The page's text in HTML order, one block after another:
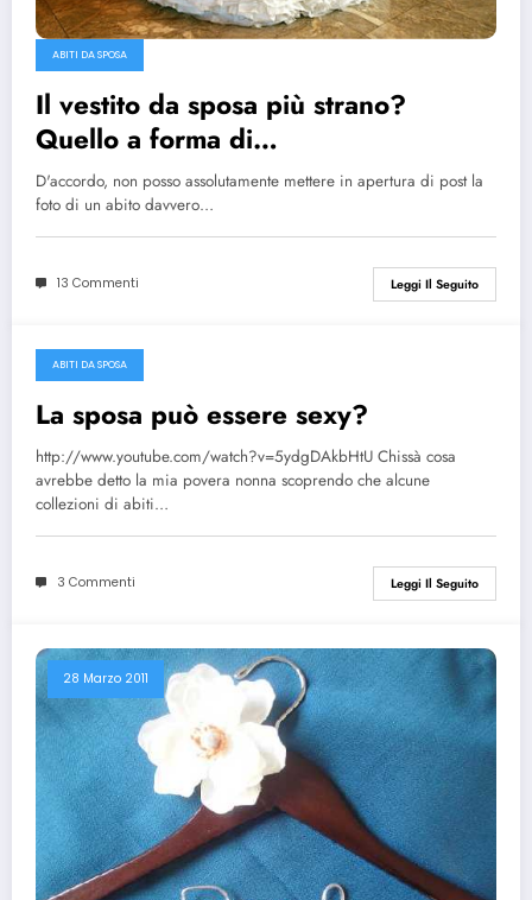
ABITI DA SPOSA
Il vestito da sposa più strano?
Quello a forma di…
D'accordo, non posso assolutamente mettere in apertura di post la
foto di un abito davvero…
13 Commenti Leggi Il Seguito
11 Giugno 2011
ABITI DA SPOSA
La sposa può essere sexy?
http://www.youtube.com/watch?v=5ydgDAkbHtU Chissà cosa
avrebbe detto la mia povera nonna scoprendo che alcune
collezioni di abiti…
3 Commenti Leggi Il Seguito
28 Marzo 2011